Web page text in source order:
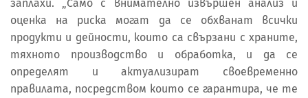
заплахи. „Само с внимателно извършен анализ и
оценка на риска могат да се обхванат всички
продукти и дейности, които са свързани с храните,
тяхното производство и обработка, и да се
определят и актуализират своевременно
правилата, посредством които се гарантира, че те